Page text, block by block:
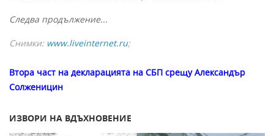
Следва продължение...
Снимки: www.liveinternet.ru;
Втора част на декларацията на СБП срещу Александър
Солженицин
ИЗВОРИ НА ВДЪХНОВЕНИЕ